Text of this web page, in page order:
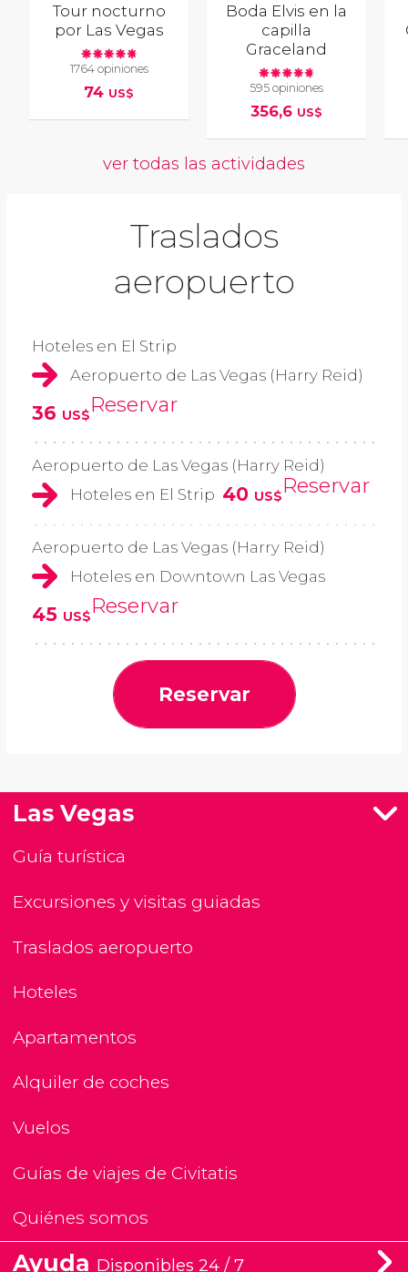
Tour nocturno
por Las Vegas
1764 opiniones
74 US$
Boda Elvis en la
capilla
Graceland
595 opiniones
356,6 US$
ver todas las actividades
Traslados
aeropuerto
Hoteles en El Strip
Aeropuerto de Las Vegas (Harry Reid)
36 US$Reservar
Aeropuerto de Las Vegas (Harry Reid)
Hoteles en El Strip 40 US$Reservar
Aeropuerto de Las Vegas (Harry Reid)
Hoteles en Downtown Las Vegas
45 US$Reservar
Reservar
Las Vegas
Guía turística
Excursiones y visitas guiadas
Traslados aeropuerto
Hoteles
Apartamentos
Alquiler de coches
Vuelos
Guías de viajes de Civitatis
Quiénes somos
Ayuda Disponibles 24 / 7